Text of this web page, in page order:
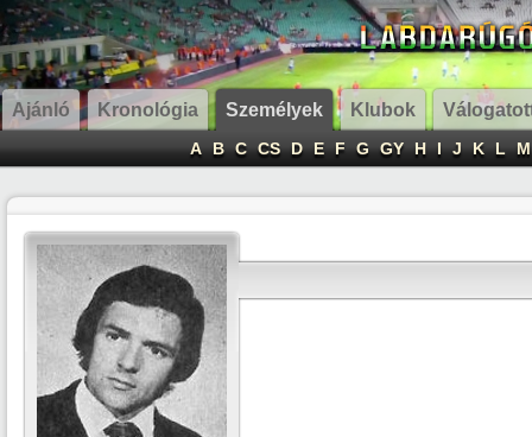
Ajánló Kronológia Személyek Klubok
A B C CS D E F G GY H I J K L M